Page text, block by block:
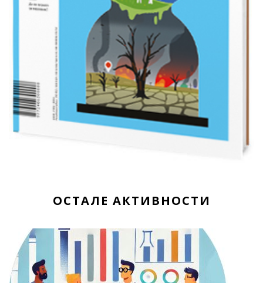
ОСТАЛЕ АКТИВНОСТИ